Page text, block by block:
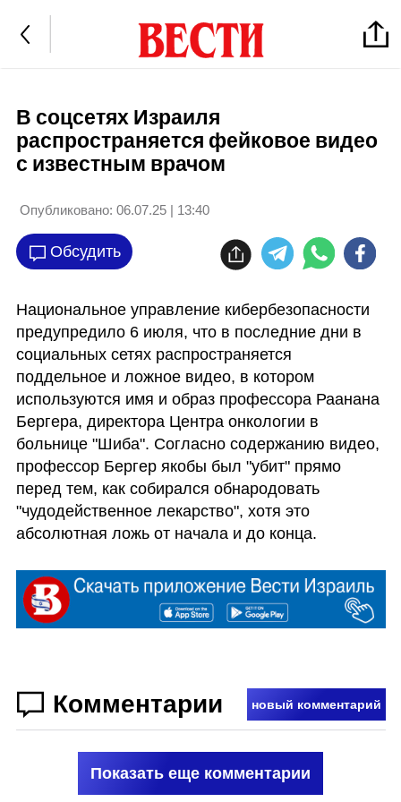
В соцсетях Израиля
распространяется фейковое видео
с известным врачом
Опубликовано: 06.07.25 | 13:40
Обсудить
Национальное управление кибербезопасности
предупредило 6 июля, что в последние дни в
социальных сетях распространяется
поддельное и ложное видео, в котором
используются имя и образ профессора Раанана
Бергера, директора Центра онкологии в
больнице "Шиба". Согласно содержанию видео,
профессор Бергер якобы был "убит" прямо
перед тем, как собирался обнародовать
"чудодейственное лекарство", хотя это
абсолютная ложь от начала и до конца.
Комментарии новый комментарий
Показать еще комментарии